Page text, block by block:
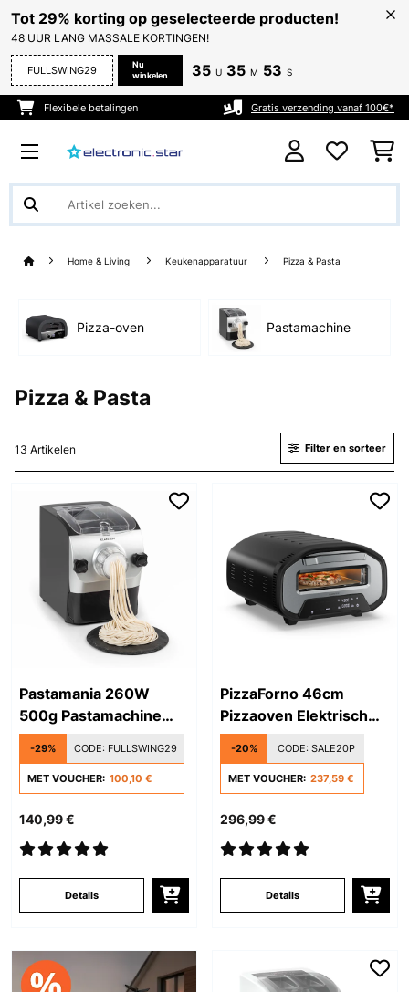
Tot 29% korting op geselecteerde producten!
48 UUR LANG MASSALE KORTINGEN!
FULLSWING29
Nu
winkelen
35 U 35 M 53 S
Flexibele betalingen Gratis verzending vanaf 100€*
Home & Living Keukenapparatuur Pizza & Pasta
Pizza-oven Pastamachine
Pizza & Pasta
13 Artikelen Filter en sorteer
Pastamania 260W
500g Pastamachine
Zwart
-29% CODE: FULLSWING29
MET VOUCHER: 100,10 €
140,99 €
Details
PizzaForno 46cm
Pizzaoven Elektrisch​
Zwart
-20% CODE: SALE20P
MET VOUCHER: 237,59 €
296,99 €
Details